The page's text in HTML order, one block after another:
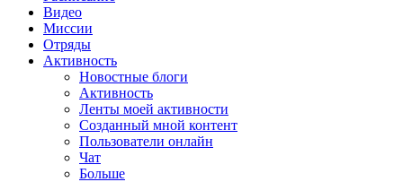
Видео
Миссии
Отряды
Активность
Новостные блоги
Активность
Ленты моей активности
Созданный мной контент
Пользователи онлайн
Чат
Больше